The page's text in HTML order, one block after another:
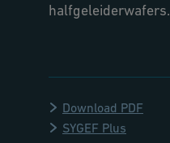
halfgeleiderwafers.
Download PDF
SYGEF Plus